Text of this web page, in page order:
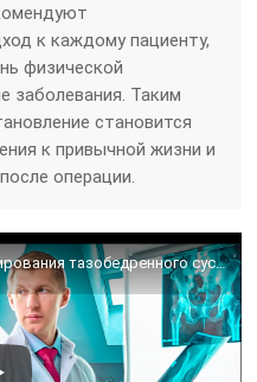
к каждому пациенту,
физической
заболевания. Таким
становится
к привычной жизни и
операции.
Реабилитация после эндопротезирования тазобедренного сустава Какие упражения делать для реабилитации